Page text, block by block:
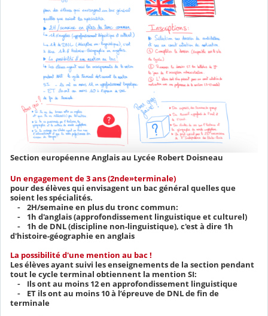
Section européenne Anglais au Lycée Robert Doisneau
Un engagement de 3 ans (2nde»terminale)
pour des élèves qui envisagent un bac général quelles que
soient les spécialités.
⁃ 2H/semaine en plus du tronc commun:
⁃ 1h d'anglais (approfondissement linguistique et culturel)
⁃ 1h de DNL (discipline non-linguistique), c'est à dire 1h
d'histoire-géographie en anglais
La possibilité d'une mention au bac !
Les élèves ayant suivi les enseignements de la section pendant
tout le cycle terminal obtiennent la mention SI:
⁃ Ils ont au moins 12 en approfondissement linguistique
⁃ ET ils ont au moins 10 à l’épreuve de DNL de fin de
terminale